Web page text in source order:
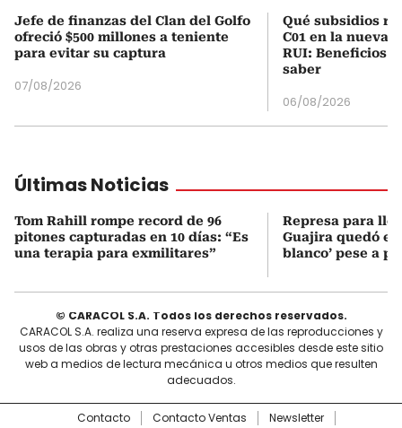
Jefe de finanzas del Clan del Golfo
ofreció $500 millones a teniente
para evitar su captura
07/08/2026
Qué subsidios
C01 en la nueva
RUI: Beneficios
saber
06/08/2026
Últimas Noticias
Tom Rahill rompe record de 96
pitones capturadas en 10 días: “Es
una terapia para exmilitares”
Represa para
Guajira quedó en
blanco’ pese a
© CARACOL S.A. Todos los derechos reservados.
CARACOL S.A. realiza una reserva expresa de las reproducciones y
usos de las obras y otras prestaciones accesibles desde este sitio
web a medios de lectura mecánica u otros medios que resulten
adecuados.
Contacto Contacto Ventas Newsletter